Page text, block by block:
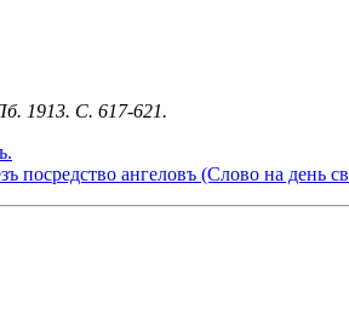
1913. С. 617-621.
посредство ангеловъ (Слово на день